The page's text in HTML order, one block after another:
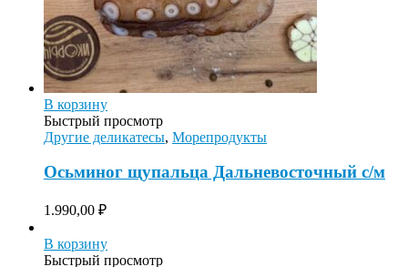
В корзину
Быстрый просмотр
Другие деликатесы, Морепродукты
Осьминог щупальца Дальневосточный с/м
1.990,00 ₽
В корзину
Быстрый просмотр